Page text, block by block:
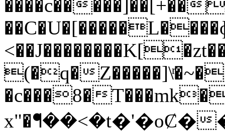
����c�����]��[+��
(�q�
�c���8�
x"�ᖳ��<�t�'�oȻ�